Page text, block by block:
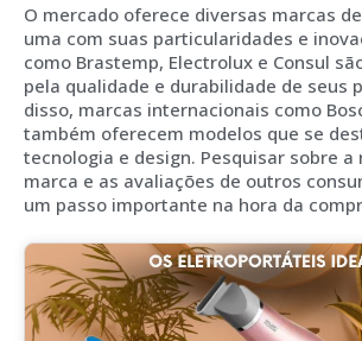
O mercado oferece diversas marcas
uma com suas particularidades e
como Brastemp, Electrolux e Consul
pela qualidade e durabilidade de seus
disso, marcas internacionais como
também oferecem modelos que se
tecnologia e design. Pesquisar sobre a
marca e as avaliações de outros
um passo importante na hora da